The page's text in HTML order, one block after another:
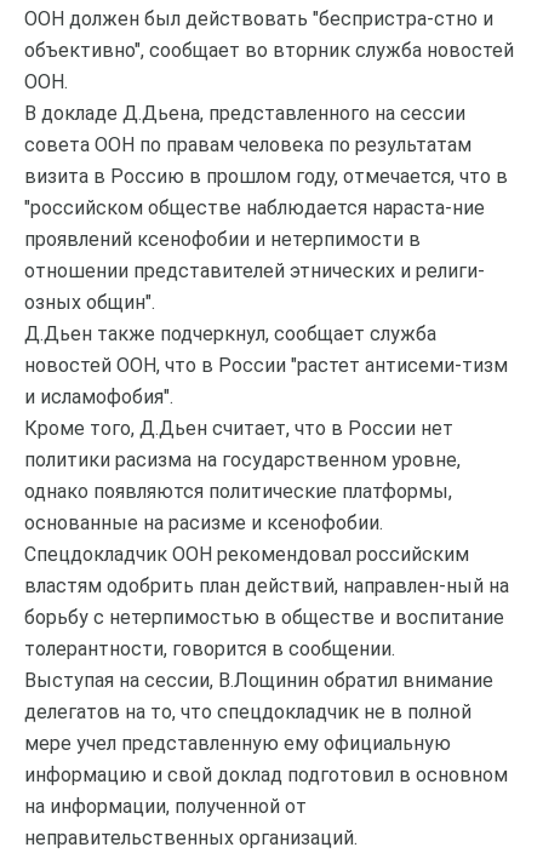
ООН должен был действовать "беспристра-стно и
объективно", сообщает во вторник служба новостей
ООН.
В докладе Д.Дьена, представленного на сессии
совета ООН по правам человека по результатам
визита в Россию в прошлом году, отмечается, что в
"российском обществе наблюдается нараста-ние
проявлений ксенофобии и нетерпимости в
отношении представителей этнических и религи-
озных общин".
Д.Дьен также подчеркнул, сообщает служба
новостей ООН, что в России "растет антисеми-тизм
и исламофобия".
Кроме того, Д.Дьен считает, что в России нет
политики расизма на государственном уровне,
однако появляются политические платформы,
основанные на расизме и ксенофобии.
Спецдокладчик ООН рекомендовал российским
властям одобрить план действий, направлен-ный на
борьбу с нетерпимостью в обществе и воспитание
толерантности, говорится в сообщении.
Выступая на сессии, В.Лощинин обратил внимание
делегатов на то, что спецдокладчик не в полной
мере учел представленную ему официальную
информацию и свой доклад подготовил в основном
на информации, полученной от
неправительственных организаций.